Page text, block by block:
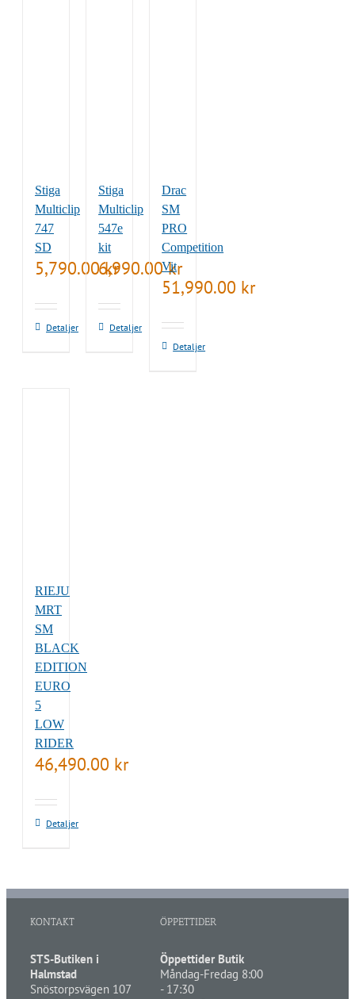
Stiga
Multiclip
747
SD
5,790.00kr
Detaljer
Stiga
Multiclip
547e
kit
6,990.00kr
Detaljer
Drac
SM
PRO
Competition
Vit
51,990.00 kr
Detaljer
RIEJU
MRT
SM
BLACK
EDITION
EURO
5
LOW
RIDER
46,490.00 kr
Detaljer
KONTAKT
STS-Butiken i
Halmstad
Snöstorpsvägen 107
ÖPPETTIDER
Öppettider Butik
Måndag-Fredag 8:00
- 17:30